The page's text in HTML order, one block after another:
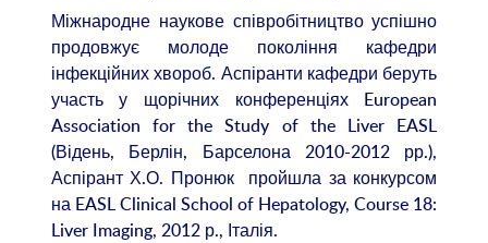
Міжнародне наукове співробітництво успішно
продовжує молоде покоління кафедри
інфекційних хвороб. Аспіранти кафедри беруть
участь у щорічних конференціях European
Association for the Study of the Liver EASL
(Відень, Берлін, Барселона 2010-2012 рр.),
Аспірант Х.О. Пронюк пройшла за конкурсом
на EASL Clinical School of Hepatology, Course 18:
Liver Imaging, 2012 р., Італія.